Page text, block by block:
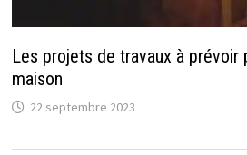
Les projets de travaux à prévoir
maison
22 septembre 2023